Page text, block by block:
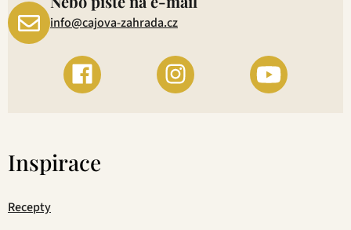
info@cajova-zahrada.cz
Inspirace
Recepty